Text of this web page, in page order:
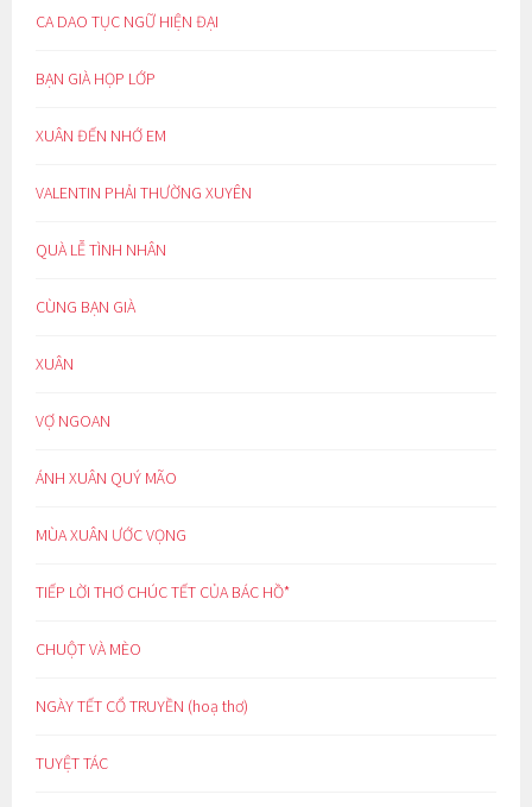
CA DAO TỤC NGỮ HIỆN ĐẠI
BẠN GIÀ HỌP LỚP
XUÂN ĐẾN NHỚ EM
VALENTIN PHẢI THƯỜNG XUYÊN
QUÀ LỄ TÌNH NHÂN
CÙNG BẠN GIÀ
XUÂN
VỢ NGOAN
ÁNH XUÂN QUÝ MÃO
MÙA XUÂN ƯỚC VỌNG
TIẾP LỜI THƠ CHÚC TẾT CỦA BÁC HỒ*
CHUỘT VÀ MÈO
NGÀY TẾT CỔ TRUYỀN (hoạ thơ)
TUYỆT TÁC